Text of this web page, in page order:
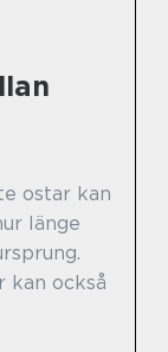
ostar kan
länge
kan också